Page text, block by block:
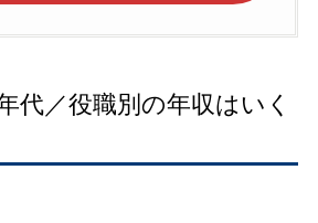
代／役職別の年収はいく